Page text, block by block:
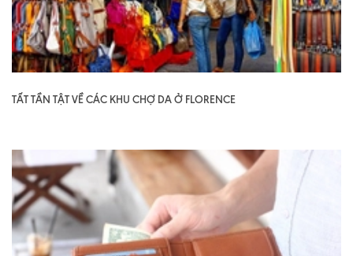
TẤT TẦN TẬT VỀ CÁC KHU CHỢ DA Ở FLORENCE